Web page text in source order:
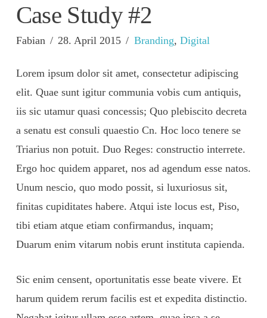
Case Study #2
Fabian 28. April 2015 Branding, Digital
Lorem ipsum dolor sit amet, consectetur adipiscing
elit. Quae sunt igitur communia vobis cum antiquis,
iis sic utamur quasi concessis; Quo plebiscito decreta
a senatu est consuli quaestio Cn. Hoc loco tenere se
Triarius non potuit. Duo Reges: constructio interrete.
Ergo hoc quidem apparet, nos ad agendum esse natos.
Unum nescio, quo modo possit, si luxuriosus sit,
finitas cupiditates habere. Atqui iste locus est, Piso,
tibi etiam atque etiam confirmandus, inquam;
Duarum enim vitarum nobis erunt instituta capienda.
Sic enim censent, oportunitatis esse beate vivere. Et
harum quidem rerum facilis est et expedita distinctio.